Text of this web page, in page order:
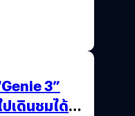
3”
เดินชมได้